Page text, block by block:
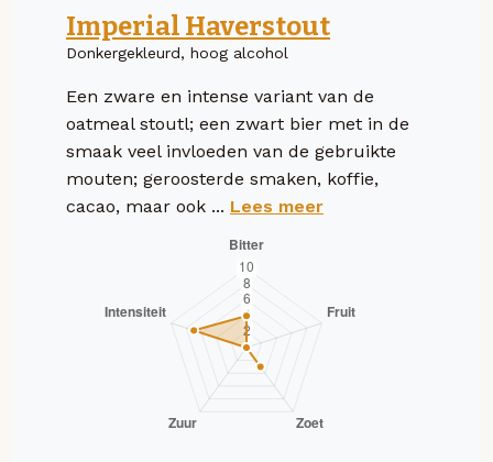
Imperial Haverstout
Donkergekleurd, hoog alcohol
Een zware en intense variant van de
oatmeal stoutl; een zwart bier met in de
smaak veel invloeden van de gebruikte
mouten; geroosterde smaken, koffie,
cacao, maar ook ... Lees meer